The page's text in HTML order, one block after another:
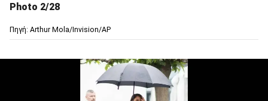
Photo 2/28
Πηγή: Arthur Mola/Invision/AP